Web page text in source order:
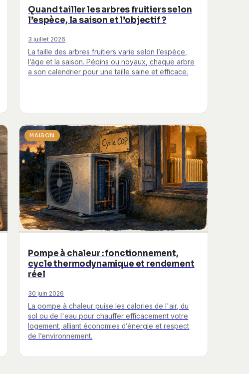
Quand tailler les arbres fruitiers selon
l’espèce, la saison et l’objectif ?
3 juillet 2026
La taille des arbres fruitiers varie selon l’espèce,
l’âge et la saison. Pépins ou noyaux, chaque arbre
a son calendrier pour une taille saine et efficace.
MAISON
Pompe à chaleur : fonctionnement,
cycle thermodynamique et rendement
réel
30 juin 2026
La pompe à chaleur puise les calories de l'air, du
sol ou de l'eau pour chauffer efficacement votre
logement, alliant économies d’énergie et respect
de l’environnement.